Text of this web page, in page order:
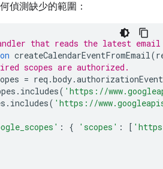
偵測缺少的範圍：
that reads the latest
createCalendarEventFromEmail(
scopes are authorized.
= req .body.
. includes( 'https://
. includes( 'https://
: { 'scopes' : [